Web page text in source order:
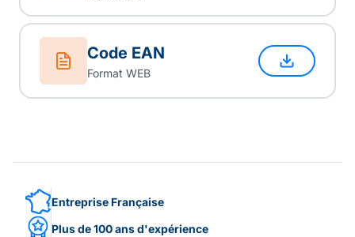
Code EAN
Format WEB
Entreprise Française
Plus de 100 ans d'expérience